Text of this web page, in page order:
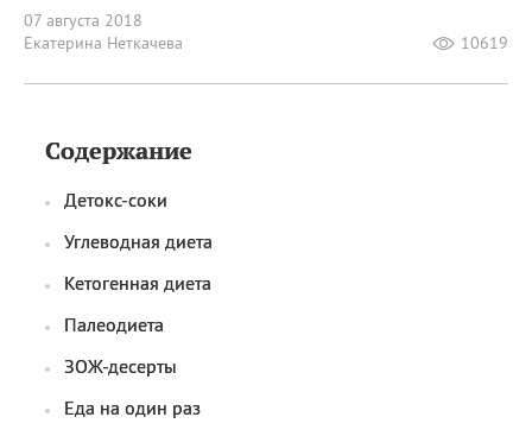
07 августа 2018
Екатерина Неткачева
10619
Содержание
Детокс-соки
Углеводная диета
Кетогенная диета
Палеодиета
ЗОЖ-десерты
Еда на один раз